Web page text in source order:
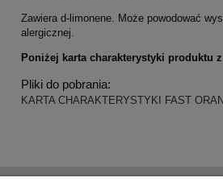
Zawiera d-limonene. Może powodować
alergicznej.
Poniżej karta charakterystyki produktu
Pliki do pobrania:
KARTA CHARAKTERYSTYKI FAST